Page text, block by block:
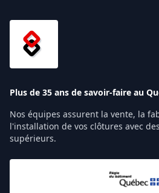
Plus de 35 ans de savoir-faire au
Nos équipes assurent la vente, la
l'installation de vos clôtures avec
supérieurs.